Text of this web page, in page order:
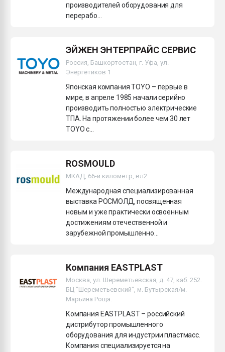
производителей оборудования для
перерабо...
ЭЙЖЕН ЭНТЕРПРАЙС СЕРВИС
Россия, Башкортостан, г. Уфа, ул.
Энергетиков 1
Японская компания TOYO – первые в
мире, в апреле 1985 начали серийно
производить полностью электрические
ТПА. На протяжении более чем 30 лет
TOYO с...
ROSMOULD
МКАД, 66-й километр, вл2
Международная специализированная
выставка РОСМОЛД, посвященная
новым и уже практически освоенным
достижениям отечественной и
зарубежной промышленно...
Компания EASTPLAST
Москва, ул. Шереметьевская, д. 47, каб. 252.
БЦ "Шереметьевский", м. Бутырская/м.
Марьина Роща.
Компания EASTPLAST – российский
дистрибутор промышленного
оборудования для индустрии пластмасс.
Компания специализируется на